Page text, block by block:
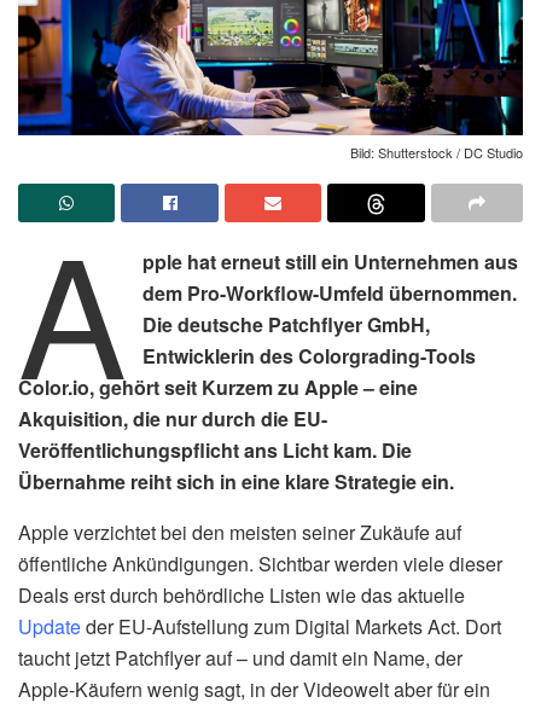
Bild: Shutterstock / DC Studio
A
pple hat erneut still ein Unternehmen aus
dem Pro-Workflow-Umfeld übernommen.
Die deutsche Patchflyer GmbH,
Entwicklerin des Colorgrading-Tools
Color.io, gehört seit Kurzem zu Apple – eine
Akquisition, die nur durch die EU-
Veröffentlichungspflicht ans Licht kam. Die
Übernahme reiht sich in eine klare Strategie ein.
Apple verzichtet bei den meisten seiner Zukäufe auf
öffentliche Ankündigungen. Sichtbar werden viele dieser
Deals erst durch behördliche Listen wie das aktuelle
Updateder EU-Aufstellung zum Digital Markets Act. Dort
taucht jetzt Patchflyer auf – und damit ein Name, der
Apple-Käufern wenig sagt, in der Videowelt aber für ein